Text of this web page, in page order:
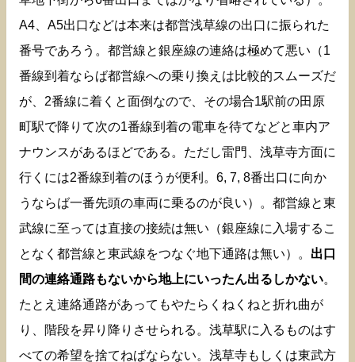
A4、A5出口などは本来は都営浅草線の出口に振られた
番号であろう。都営線と銀座線の連絡は極めて悪い（1
番線到着ならば都営線への乗り換えは比較的スムーズだ
が、2番線に着くと面倒なので、その場合1駅前の田原
町駅で降りて次の1番線到着の電車を待てなどと車内ア
ナウンスがあるほどである。ただし雷門、浅草寺方面に
行くには2番線到着のほうが便利。6, 7, 8番出口に向か
うならば一番先頭の車両に乗るのが良い）。都営線と東
武線に至っては直接の接続は無い（銀座線に入場するこ
となく都営線と東武線をつなぐ地下通路は無い）。 出口
間の連絡通路もないから地上にいったん出るしかない。
たとえ連絡通路があってもやたらくねくねと折れ曲が
り、階段を昇り降りさせられる。浅草駅に入るものはす
べての希望を捨てねばならない。浅草寺もしくは東武方